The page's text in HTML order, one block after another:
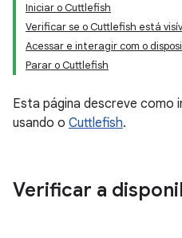
Iniciar o Cuttlefish
Verificar se o Cuttlefish está
Acessar e interagir com o
Parar o Cuttlefish
Esta página descreve como
usando o Cuttlefish.
Verificar a